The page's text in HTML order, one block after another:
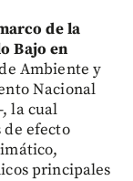
de la
Bajo en
Ambiente y
Nacional
la cual
de efecto
principales